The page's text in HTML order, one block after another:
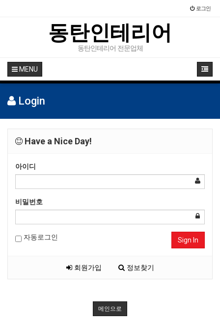
로그인
동탄인테리어
동탄인테리어 전문업체
MENU
Login
Have a Nice Day!
아이디
비밀번호
자동로그인 Sign In
회원가입 정보찾기
메인으로